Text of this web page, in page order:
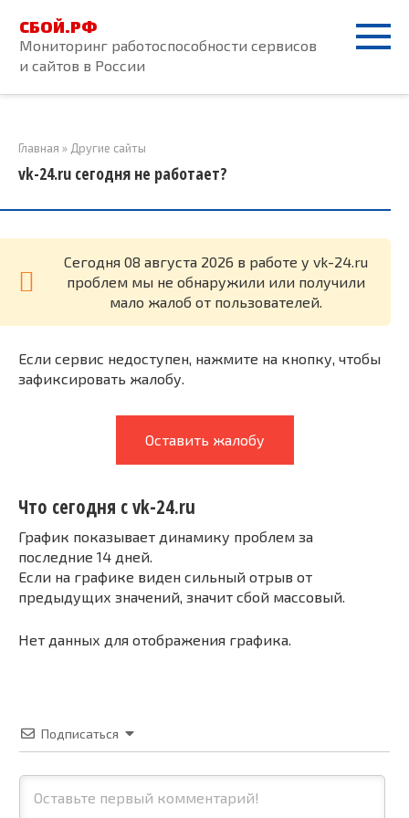
контенту
СБОЙ.РФ
Мониторинг работоспособности сервисов
и сайтов в России
Главная » Другие сайты
vk-24.ru сегодня не работает?
Cегодня 08 августа 2026 в работе у vk-24.ru
проблем мы не обнаружили или получили
мало жалоб от пользователей.
Если сервис недоступен, нажмите на кнопку, чтобы
зафиксировать жалобу.
Оставить жалобу
Что сегодня с vk-24.ru
График показывает динамику проблем за
последние 14 дней.
Если на графике виден сильный отрыв от
предыдущих значений, значит сбой массовый.
Нет данных для отображения графика.
Подписаться